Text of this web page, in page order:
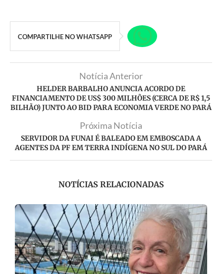
COMPARTILHE NO WHATSAPP
Notícia Anterior
HELDER BARBALHO ANUNCIA ACORDO DE
FINANCIAMENTO DE US$ 300 MILHÕES (CERCA DE R$ 1,5
BILHÃO) JUNTO AO BID PARA ECONOMIA VERDE NO PARÁ
Próxima Notícia
SERVIDOR DA FUNAI É BALEADO EM EMBOSCADA A
AGENTES DA PF EM TERRA INDÍGENA NO SUL DO PARÁ
NOTÍCIAS RELACIONADAS